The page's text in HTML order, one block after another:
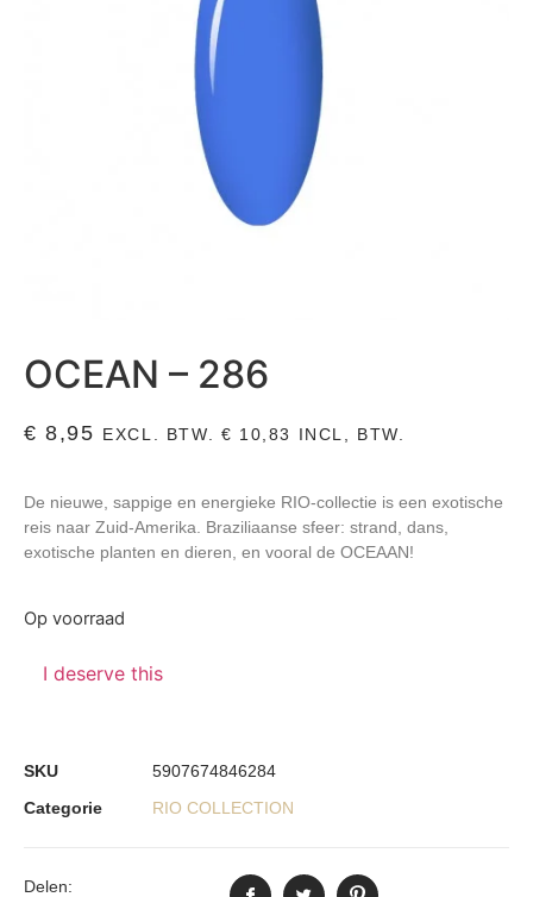
OCEAN – 286
€ 8,95 EXCL. BTW. € 10,83 INCL, BTW.
De nieuwe, sappige en energieke RIO-collectie is een exotische
reis naar Zuid-Amerika. Braziliaanse sfeer: strand, dans,
exotische planten en dieren, en vooral de OCEAAN!
Op voorraad
I deserve this
SKU
5907674846284
Categorie
RIO COLLECTION
Delen: